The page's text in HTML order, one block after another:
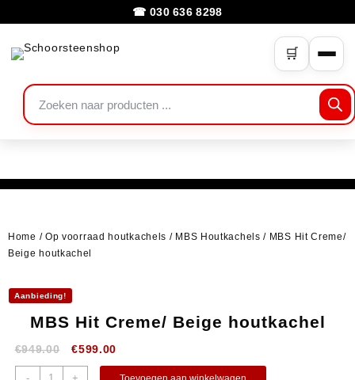
☎ 030 636 8298
🛒
Home / Op voorraad houtkachels / MBS Houtkachels / MBS Hit Creme/
Beige houtkachel
Aanbieding!
MBS Hit Creme/ Beige houtkachel
€949.00 €599.00
- +